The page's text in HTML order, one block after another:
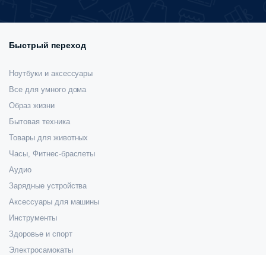
Быстрый переход
Ноутбуки и аксессуары
Все для умного дома
Образ жизни
Бытовая техника
Товары для животных
Часы, Фитнес-браслеты
Аудио
Зарядные устройства
Аксессуары для машины
Инструменты
Здоровье и спорт
Электросамокаты